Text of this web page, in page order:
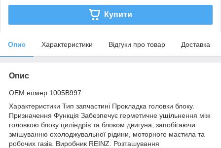
Купити
Опис Характеристики Відгуки про товар Доставка
Опис
ОЕМ номер 1005B997
Характеристики Тип запчастині Прокладка головки блоку.
Призначення Функція Забезпечує герметичне ущільнення між
головкою блоку циліндрів та блоком двигуна, запобігаючи
змішуванню охолоджувальної рідини, моторного мастила та
робочих газів. Виробник REINZ. Розташування